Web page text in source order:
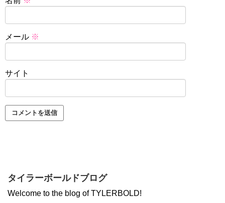
メール ※
サイト
タイラーボールドブログ
Welcome to the blog of TYLERBOLD!